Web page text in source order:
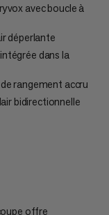
avec boucle à
déperlante
dans la
rangement accru
bidirectionnelle
offre